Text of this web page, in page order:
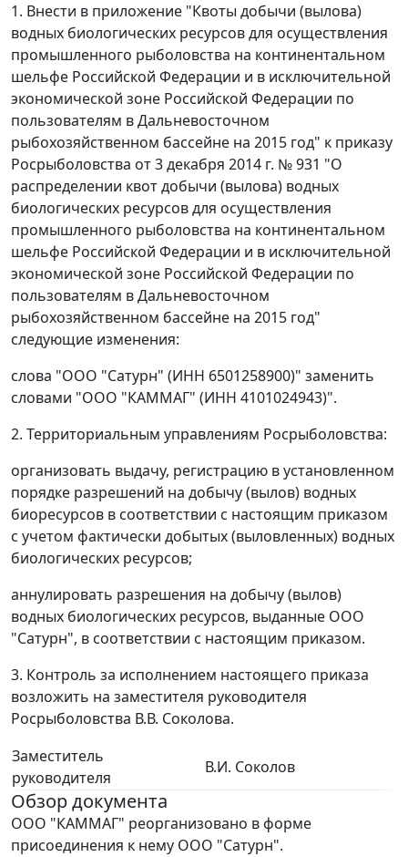
1. Внести в приложение "Квоты добычи (вылова)
водных биологических ресурсов для осуществления
промышленного рыболовства на континентальном
шельфе Российской Федерации и в исключительной
экономической зоне Российской Федерации по
пользователям в Дальневосточном
рыбохозяйственном бассейне на 2015 год" к приказу
Росрыболовства от 3 декабря 2014 г. № 931 "О
распределении квот добычи (вылова) водных
биологических ресурсов для осуществления
промышленного рыболовства на континентальном
шельфе Российской Федерации и в исключительной
экономической зоне Российской Федерации по
пользователям в Дальневосточном
рыбохозяйственном бассейне на 2015 год"
следующие изменения:
слова "ООО "Сатурн" (ИНН 6501258900)" заменить
словами "ООО "КАММАГ" (ИНН 4101024943)".
2. Территориальным управлениям Росрыболовства:
организовать выдачу, регистрацию в установленном
порядке разрешений на добычу (вылов) водных
биоресурсов в соответствии с настоящим приказом
с учетом фактически добытых (выловленных) водных
биологических ресурсов;
аннулировать разрешения на добычу (вылов)
водных биологических ресурсов, выданные ООО
"Сатурн", в соответствии с настоящим приказом.
3. Контроль за исполнением настоящего приказа
возложить на заместителя руководителя
Росрыболовства В.В. Соколова.
Заместитель
руководителя
В.И. Соколов
Обзор документа
ООО "КАММАГ" реорганизовано в форме
присоединения к нему ООО "Сатурн".